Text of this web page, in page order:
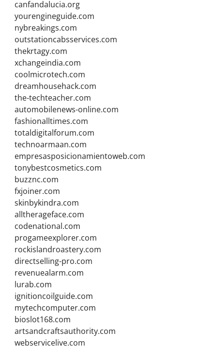
canfandalucia.org
yourengineguide.com
nybreakings.com
outstationcabsservices.com
thekrtagy.com
xchangeindia.com
coolmicrotech.com
dreamhousehack.com
the-techteacher.com
automobilenews-online.com
fashionalltimes.com
totaldigitalforum.com
technoarmaan.com
empresasposicionamientoweb.com
tonybestcosmetics.com
buzznc.com
fxjoiner.com
skinbykindra.com
alltherageface.com
codenational.com
progameexplorer.com
rockislandroastery.com
directselling-pro.com
revenuealarm.com
lurab.com
ignitioncoilguide.com
mytechcomputer.com
bioslot168.com
artsandcraftsauthority.com
webservicelive.com